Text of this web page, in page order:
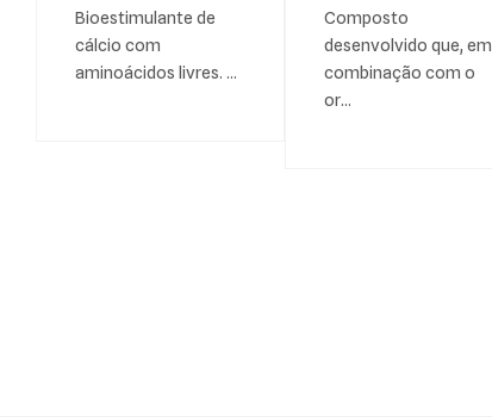
Bioestimulante de
cálcio com
aminoácidos livres. …
Composto
desenvolvido que, em
combinação com o
or…